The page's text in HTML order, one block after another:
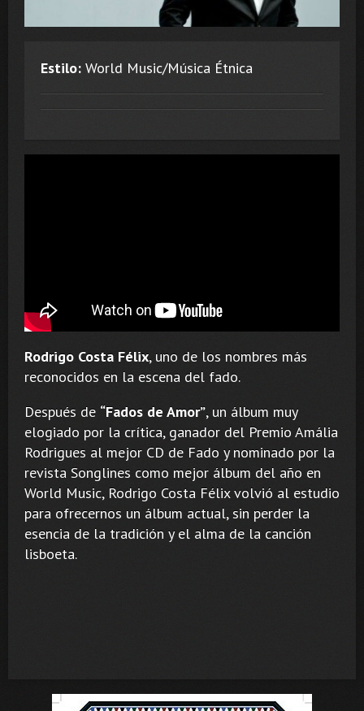
Estilo: World Music/Música Étnica
Rodrigo Costa Félix, uno de los nombres más
reconocidos en la escena del fado.
Después de “Fados de Amor”, un álbum muy
elogiado por la crítica, ganador del Premio Amália
Rodrigues al mejor CD de Fado y nominado por la
revista Songlines como mejor álbum del año en
World Music, Rodrigo Costa Félix volvió al estudio
para ofrecernos un álbum actual, sin perder la
esencia de la tradición y el alma de la canción
lisboeta.